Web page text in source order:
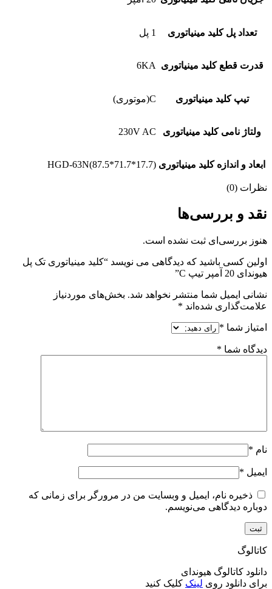
تعداد پل کلید مینیاتوری 1 پل
قدرت قطع کلید مینیاتوری 6KA
تیپ کلید مینیاتوری C(موتوری)
ولتاژ نامی کلید مینیاتوری 230V AC
ابعاد و اندازه کلید مینیاتوری HGD-63N(87.5*71.7*17.7)
نظرات (0)
نقد و بررسی‌ها
هنوز بررسی‌ای ثبت نشده است.
اولین کسی باشید که دیدگاهی می نویسد “کلید مینیاتوری تک پل
هیوندای 20 آمپر تیپ C”
نشانی ایمیل شما منتشر نخواهد شد. بخش‌های موردنیاز
علامت‌گذاری شده‌اند *
امتیاز شما *
دیدگاه شما *
نام *
ایمیل *
ذخیره نام، ایمیل و وبسایت من در مرورگر برای زمانی که
دوباره دیدگاهی می‌نویسم.
کاتالوگ
دانلود کاتالوگ هیوندای
برای دانلود روی لینک کلیک کنید